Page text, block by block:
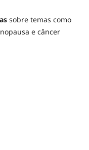
sobre temas como
e câncer